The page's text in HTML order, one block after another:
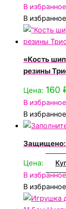
В избранное
В избранное
«Кость
резины
Цена: 160
В избранное
В избранное
Защищено:
Цена:
В избранное
В избранное